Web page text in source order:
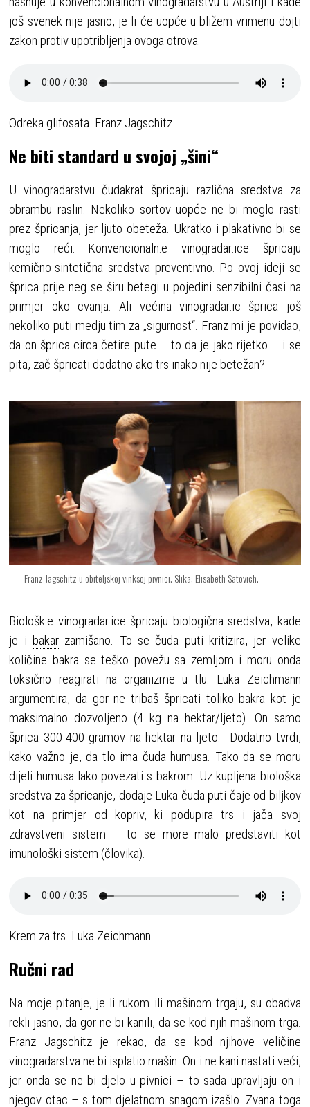
još svenek nije jasno, je li će uopće u bližem vrimenu dojti
zakon protiv upotribljenja ovoga otrova.
Odreka glifosata. Franz Jagschitz.
Ne biti standard u svojoj „šini“
U vinogradarstvu čudakrat špricaju različna sredstva za
obrambu raslin. Nekoliko sortov uopće ne bi moglo rasti
prez špricanja, jer ljuto obeteža. Ukratko i plakativno bi se
moglo reći: Konvencionaln:e vinogradar:ice špricaju
kemično-sintetična sredstva preventivno. Po ovoj ideji se
šprica prije neg se širu betegi u pojedini senzibilni časi na
primjer oko cvanja. Ali većina vinogradar:ic šprica još
nekoliko puti medju tim za „sigurnost“. Franz mi je povidao,
da on šprica circa četire pute – to da je jako rijetko – i se
pita, zač špricati dodatno ako trs inako nije betežan?
Franz Jagschitz u obiteljskoj vinksoj pivnici. Slika: Elisabeth Satovich.
Biološk:e vinogradar:ice špricaju biologična sredstva, kade
je ibakar zamišano. To se čuda puti kritizira, jer velike
količine bakra se teško povežu sa zemljom i moru onda
toksično reagirati na organizme u tlu. Luka Zeichmann
argumentira, da gor ne tribaš špricati toliko bakra kot je
maksimalno dozvoljeno (4 kg na hektar/ljeto). On samo
šprica 300-400 gramov na hektar na ljeto. Dodatno tvrdi,
kako važno je, da tlo ima čuda humusa. Tako da se moru
dijeli humusa lako povezati s bakrom. Uz kupljena biološka
sredstva za špricanje, dodaje Luka čuda puti čaje od biljkov
kot na primjer od kopriv, ki podupira trs i jača svoj
zdravstveni sistem – to se more malo predstaviti kot
imunološki sistem (človika).
Krem za trs. Luka Zeichmann.
Ručni rad
Na moje pitanje, je li rukom ili mašinom trgaju, su obadva
rekli jasno, da gor ne bi kanili, da se kod njih mašinom trga.
Franz Jagschitz je rekao, da se kod njihove veličine
vinogradarstva ne bi isplatio mašin. On i ne kani nastati veći,
jer onda se ne bi djelo u pivnici – to sada upravljaju on i
njegov otac – s tom djelatnom snagom izašlo. Zvana toga